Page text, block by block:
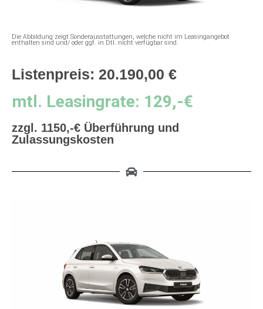
Die Abbildung zeigt Sonderausstattungen, welche nicht im Leasingangebot
enthalten sind und/ oder ggf. in Dtl. nicht verfügbar sind.
Listenpreis: 20.190,00 €
mtl. Leasingrate: 129,-€
zzgl. 1150,-€ Überführung und
Zulassungskosten